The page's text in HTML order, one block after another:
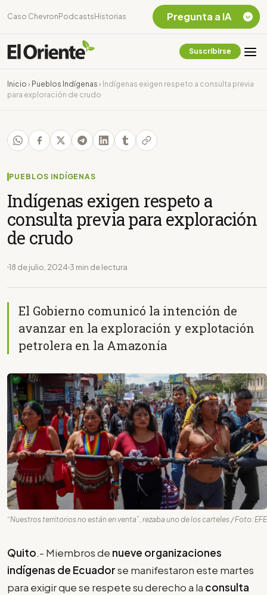
Caso Chevron Podcasts Historias
Suscribirse
Inicio › Pueblos Indígenas › Indígenas exigen respeto a consulta previa
para exploración de crudo
PUEBLOS INDÍGENAS
Indígenas exigen respeto a
consulta previa para exploración
de crudo
18 de julio, 2024 3 min de lectura
El Gobierno comunicó la intención de
avanzar en la exploración y explotación
petrolera en la Amazonía
“Nuestros territorios no están en venta”, rezaba uno de los carteles / Foto: EFE
Quito.- Miembros de nueve organizaciones
indígenas de Ecuadorse manifestaron este martes
para exigir que se respete su derecho a la consulta
Pregunta a IA
Chevron Ecuador